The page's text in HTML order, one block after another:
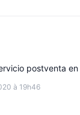
à 19h46
postventa en